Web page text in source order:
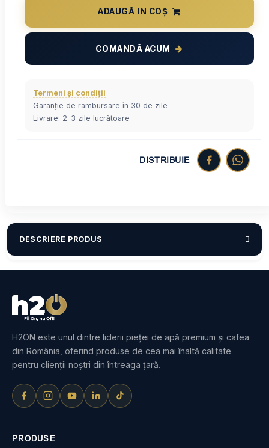
ADAUGĂ IN COȘ
COMANDĂ ACUM
Termeni și condiții
Garanție de rambursare în 30 de zile
Livrare: 2-3 zile lucrătoare
DISTRIBUIE
DESCRIERE PRODUS
H2ON este unul dintre liderii pieței de apă premium și cafea
din România, oferind produse de cea mai înaltă calitate
pentru clienții noștri din întreaga țară.
PRODUSE